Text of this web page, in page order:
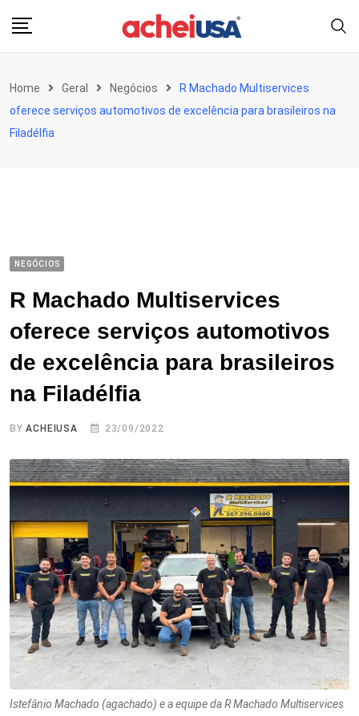
Home Geral Negócios
R Machado Multiservices
oferece serviços automotivos de excelência para brasileiros na
Filadélfia
NEGÓCIOS
R Machado Multiservices
oferece serviços automotivos
de excelência para brasileiros
na Filadélfia
BYACHEIUSA 23/09/2022
Istefânio Machado (agachado) e a equipe da R Machado Multiservices